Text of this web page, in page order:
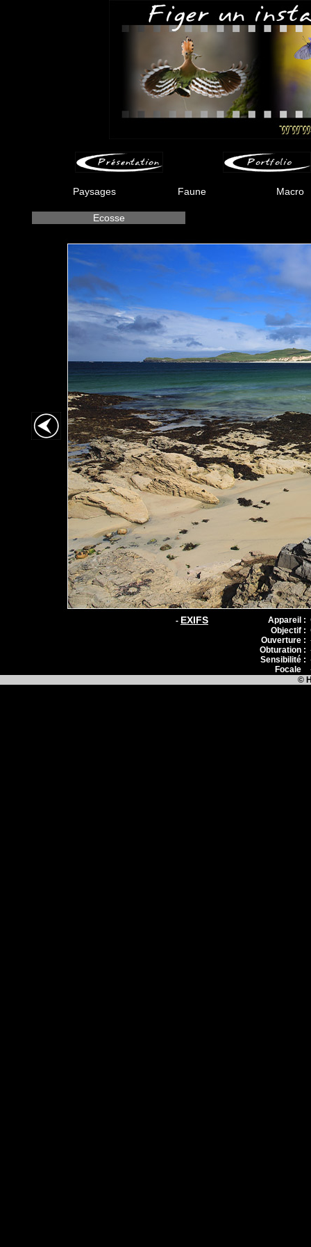
Paysages Faune Macro
Ecosse
- EXIFS Appareil :
Objectif :
Ouverture :
Obturation :
Sensibilité :
Focale
©